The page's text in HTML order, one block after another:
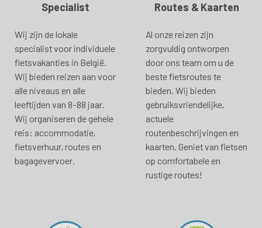
Specialist
Wij zijn de lokale
specialist voor individuele
fietsvakanties in België.
Wij bieden reizen aan voor
alle niveaus en alle
leeftijden van 8-88 jaar.
Wij organiseren de gehele
reis: accommodatie,
fietsverhuur, routes en
bagagevervoer.
Routes & Kaarten
Al onze reizen zijn
zorgvuldig ontworpen
door ons team om u de
beste fietsroutes te
bieden. Wij bieden
gebruiksvriendelijke,
actuele
routenbeschrijvingen en
kaarten. Geniet van fietsen
op comfortabele en
rustige routes!